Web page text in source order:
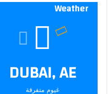
Weather
DUBAI, AE
غيوم متفرقة